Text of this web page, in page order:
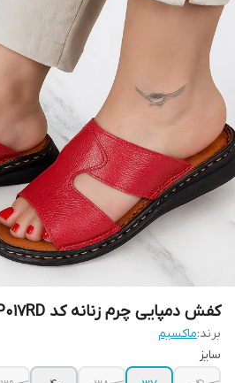
کفش دمپایی چرم زنانه کد DP017RD رنگ قرمز ماکسیم
برند:ماکسیم
سایز